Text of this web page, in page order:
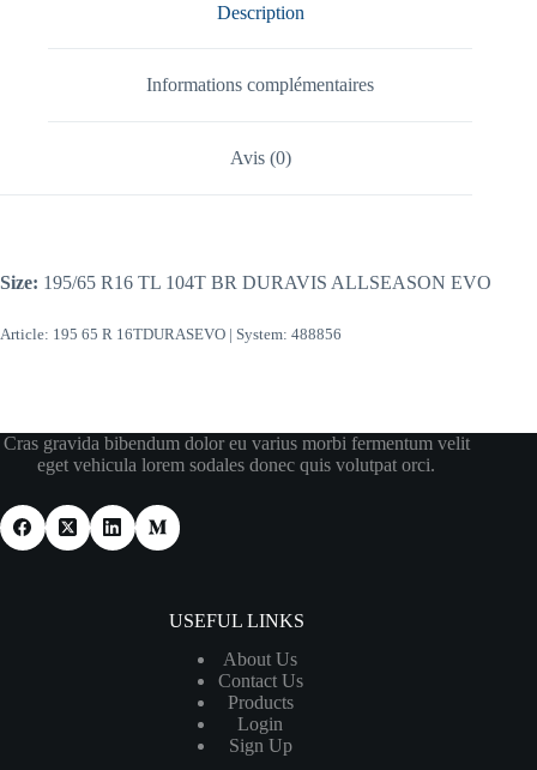
Description
Informations complémentaires
Avis (0)
Size: 195/65 R16 TL 104T BR DURAVIS ALLSEASON EVO
Article: 195 65 R 16TDURASEVO | System: 488856
Cras gravida bibendum dolor eu varius morbi fermentum velit
eget vehicula lorem sodales donec quis volutpat orci.
USEFUL LINKS
About Us
Contact Us
Products
Login
Sign Up